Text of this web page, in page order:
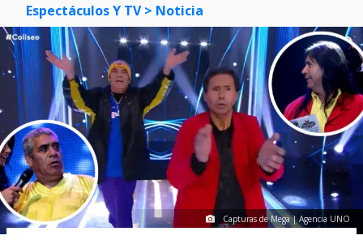
Espectáculos Y TV > Noticia
Capturas de Mega | Agencia UNO